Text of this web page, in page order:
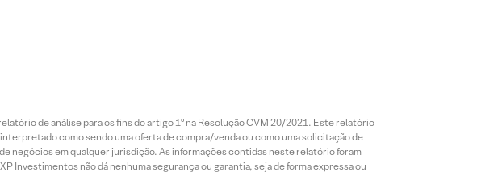
de análise para os fins do artigo 1º na Resolução CVM 20/2021. Este relatório
como sendo uma oferta de compra/venda ou como uma solicitação de
negócios em qualquer jurisdição. As informações contidas neste relatório foram
Investimentos não dá nenhuma segurança ou garantia, seja de forma expressa ou